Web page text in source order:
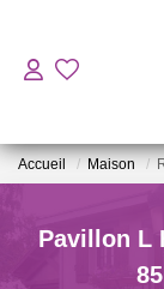
Accueil Maison
Pavillon L